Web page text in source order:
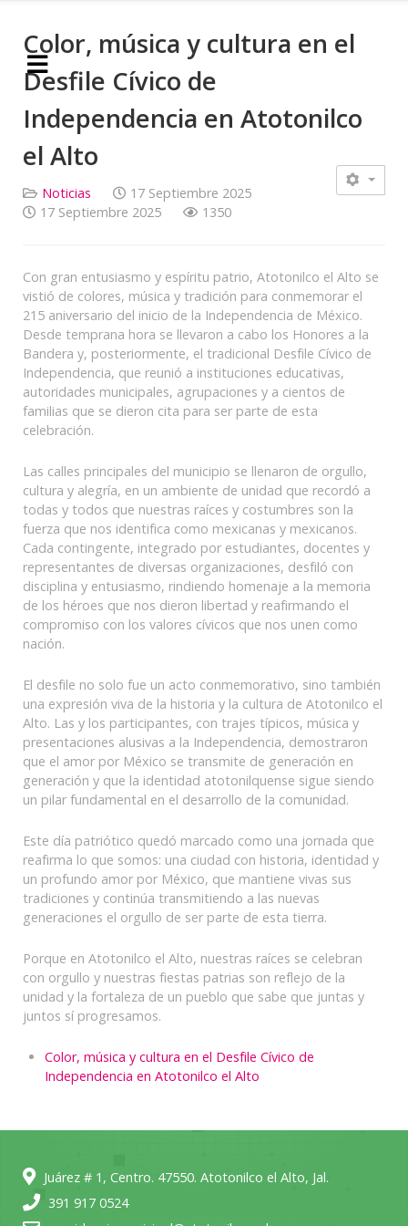
Color, música y cultura en el
Desfile Cívico de
Independencia en Atotonilco
el Alto
Noticias
17 Septiembre 2025
17 Septiembre 2025
1350
Con gran entusiasmo y espíritu patrio, Atotonilco el Alto se
vistió de colores, música y tradición para conmemorar el
215 aniversario del inicio de la Independencia de México.
Desde temprana hora se llevaron a cabo los Honores a la
Bandera y, posteriormente, el tradicional Desfile Cívico de
Independencia, que reunió a instituciones educativas,
autoridades municipales, agrupaciones y a cientos de
familias que se dieron cita para ser parte de esta
celebración.
Las calles principales del municipio se llenaron de orgullo,
cultura y alegría, en un ambiente de unidad que recordó a
todas y todos que nuestras raíces y costumbres son la
fuerza que nos identifica como mexicanas y mexicanos.
Cada contingente, integrado por estudiantes, docentes y
representantes de diversas organizaciones, desfiló con
disciplina y entusiasmo, rindiendo homenaje a la memoria
de los héroes que nos dieron libertad y reafirmando el
compromiso con los valores cívicos que nos unen como
nación.
El desfile no solo fue un acto conmemorativo, sino también
una expresión viva de la historia y la cultura de Atotonilco el
Alto. Las y los participantes, con trajes típicos, música y
presentaciones alusivas a la Independencia, demostraron
que el amor por México se transmite de generación en
generación y que la identidad atotonilquense sigue siendo
un pilar fundamental en el desarrollo de la comunidad.
Este día patriótico quedó marcado como una jornada que
reafirma lo que somos: una ciudad con historia, identidad y
un profundo amor por México, que mantiene vivas sus
tradiciones y continúa transmitiendo a las nuevas
generaciones el orgullo de ser parte de esta tierra.
Porque en Atotonilco el Alto, nuestras raíces se celebran
con orgullo y nuestras fiestas patrias son reflejo de la
unidad y la fortaleza de un pueblo que sabe que juntas y
juntos sí progresamos.
Color, música y cultura en el Desfile Cívico de
Independencia en Atotonilco el Alto
Juárez # 1, Centro. 47550. Atotonilco el Alto, Jal.
391 917 0524